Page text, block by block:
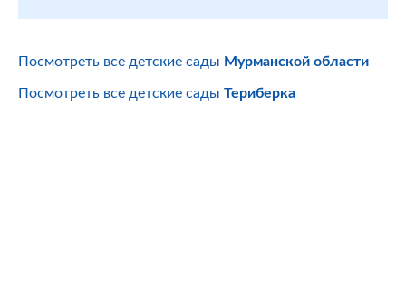
Посмотреть все детские сады Мурманской области
Посмотреть все детские сады Териберка